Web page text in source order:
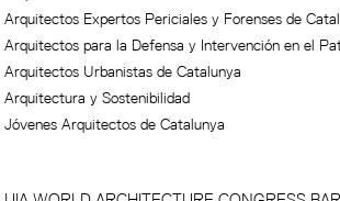
Arquitectos Expertos Periciales y Forenses de
Arquitectos para la Defensa y Intervención en el
Arquitectos Urbanistas de Catalunya
Arquitectura y Sostenibilidad
Jóvenes Arquitectos de Catalunya